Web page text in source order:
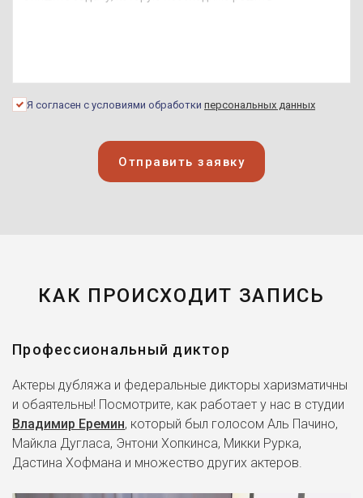
Я согласен с условиями обработки персональных данных
Отправить заявку
КАК ПРОИСХОДИТ ЗАПИСЬ
Профессиональный диктор
Актеры дубляжа и федеральные дикторы харизматичны
и обаятельны! Посмотрите, как работает у нас в студии
Владимир Еремин, который был голосом Аль Пачино,
Майкла Дугласа, Энтони Хопкинса, Микки Рурка,
Дастина Хофмана и множество других актеров.